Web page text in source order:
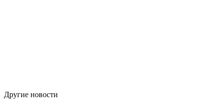
Другие новости